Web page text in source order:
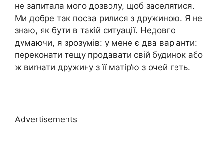
не запитала мого дозволу, щоб заселятися.
Ми добре так посва рилися з дружиною. Я не
знаю, як бути в такій ситуації. Недовго
думаючи, я зрозумів: у мене є два варіанти:
переконати тещу продавати свій будинок або
ж виrнати дружину з її матір’ю з очей геть.
Advertisements